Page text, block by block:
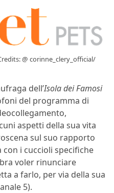
@ corinne_clery_official/
dell’Isola dei Famosi
del programma di
aspetti della sua vita
sul suo rapporto
con i cuccioli specifiche
voler rinunciare
a farlo, per via della sua
5).